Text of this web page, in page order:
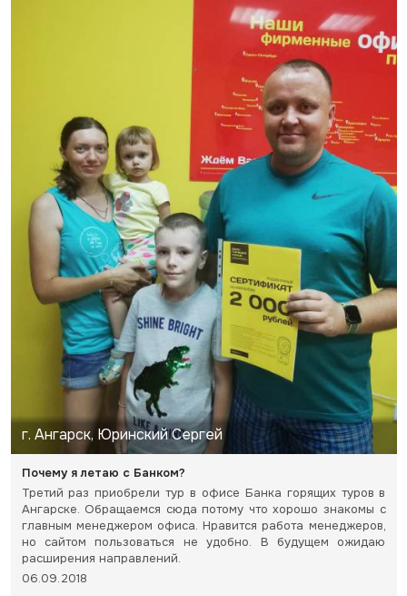
г. Ангарск, Юринский Сергей
Почему я летаю с Банком?
Третий раз приобрели тур в офисе Банка горящих туров в
Ангарске. Обращаемся сюда потому что хорошо знакомы с
главным менеджером офиса. Нравится работа менеджеров,
но сайтом пользоваться не удобно. В будущем ожидаю
расширения направлений.
06.09.2018